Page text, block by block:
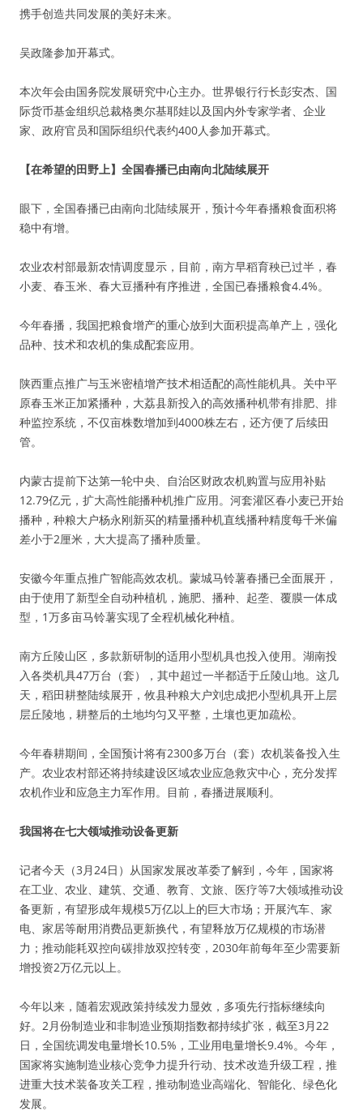
携手创造共同发展的美好未来。
吴政隆参加开幕式。
本次年会由国务院发展研究中心主办。世界银行行长彭安杰、国
际货币基金组织总裁格奥尔基耶娃以及国内外专家学者、企业
家、政府官员和国际组织代表约400人参加开幕式。
【在希望的田野上】全国春播已由南向北陆续展开
眼下，全国春播已由南向北陆续展开，预计今年春播粮食面积将
稳中有增。
农业农村部最新农情调度显示，目前，南方早稻育秧已过半，春
小麦、春玉米、春大豆播种有序推进，全国已春播粮食4.4%。
今年春播，我国把粮食增产的重心放到大面积提高单产上，强化
品种、技术和农机的集成配套应用。
陕西重点推广与玉米密植增产技术相适配的高性能机具。关中平
原春玉米正加紧播种，大荔县新投入的高效播种机带有排肥、排
种监控系统，不仅亩株数增加到4000株左右，还方便了后续田
管。
内蒙古提前下达第一轮中央、自治区财政农机购置与应用补贴
12.79亿元，扩大高性能播种机推广应用。河套灌区春小麦已开始
播种，种粮大户杨永刚新买的精量播种机直线播种精度每千米偏
差小于2厘米，大大提高了播种质量。
安徽今年重点推广智能高效农机。蒙城马铃薯春播已全面展开，
由于使用了新型全自动种植机，施肥、播种、起垄、覆膜一体成
型，1万多亩马铃薯实现了全程机械化种植。
南方丘陵山区，多款新研制的适用小型机具也投入使用。湖南投
入各类机具47万台（套），其中超过一半都适于丘陵山地。这几
天，稻田耕整陆续展开，攸县种粮大户刘忠成把小型机具开上层
层丘陵地，耕整后的土地均匀又平整，土壤也更加疏松。
今年春耕期间，全国预计将有2300多万台（套）农机装备投入生
产。农业农村部还将持续建设区域农业应急救灾中心，充分发挥
农机作业和应急主力军作用。目前，春播进展顺利。
我国将在七大领域推动设备更新
记者今天（3月24日）从国家发展改革委了解到，今年，国家将
在工业、农业、建筑、交通、教育、文旅、医疗等7大领域推动设
备更新，有望形成年规模5万亿以上的巨大市场；开展汽车、家
电、家居等耐用消费品更新换代，有望释放万亿规模的市场潜
力；推动能耗双控向碳排放双控转变，2030年前每年至少需要新
增投资2万亿元以上。
今年以来，随着宏观政策持续发力显效，多项先行指标继续向
好。2月份制造业和非制造业预期指数都持续扩张，截至3月22
日，全国统调发电量增长10.5%，工业用电量增长9.4%。今年，
国家将实施制造业核心竞争力提升行动、技术改造升级工程，推
进重大技术装备攻关工程，推动制造业高端化、智能化、绿色化
发展。